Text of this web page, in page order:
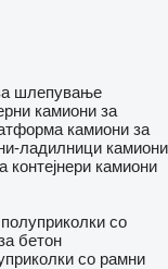
шлепување
камиони за
камиони за
ладилници камиони
контејнери камиони
полуприколки со
бетон
со рамни